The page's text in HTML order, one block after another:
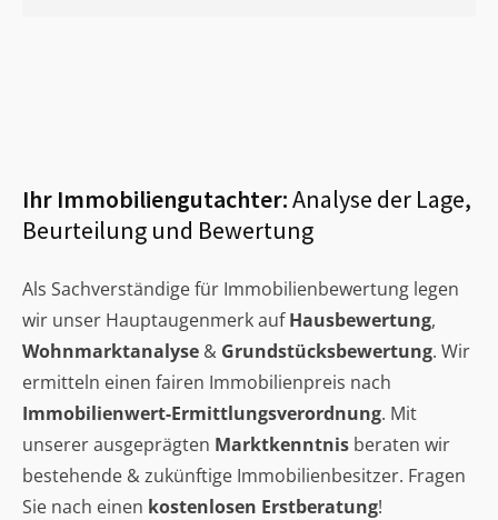
Ihr Immobiliengutachter:Analyse der Lage,
Beurteilung und Bewertung
Als Sachverständige für Immobilienbewertung legen
wir unser Hauptaugenmerk aufHausbewertung,
Wohnmarktanalyse & Grundstücksbewertung. Wir
ermitteln einen fairen Immobilienpreis nach
Immobilienwert-Ermittlungsverordnung. Mit
unserer ausgeprägten Marktkenntnis beraten wir
bestehende & zukünftige Immobilienbesitzer. Fragen
Sie nach einen kostenlosen Erstberatung!